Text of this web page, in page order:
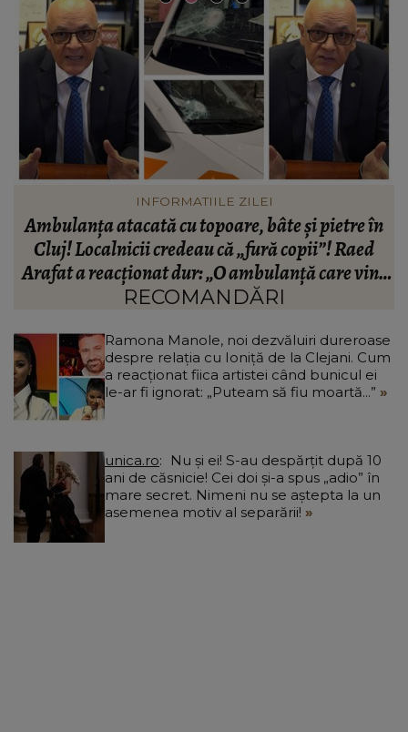
VEDETE
Cum arată viața fiicei Ronei Hartner, la trei ani
de la moartea artistei. Rinda Hartner a oferit
detalii neașteptate: „Nu ne lasă să mutăm nimic.”
RECOMANDĂRI
Ramona Manole, noi dezvăluiri dureroase
despre relația cu Ioniță de la Clejani. Cum
a reacționat fiica artistei când bunicul ei
le-ar fi ignorat: „Puteam să fiu moartă...”
unica.ro
ani de căsnicie! Cei doi și-a spus „adio” în
mare secret. Nimeni nu se aștepta la un
asemenea motiv al separării!